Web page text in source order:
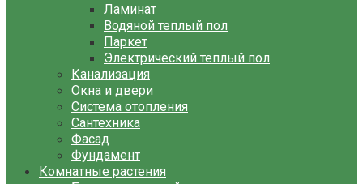
Ламинат
Водяной теплый пол
Паркет
Электрический теплый пол
Канализация
Окна и двери
Система отопления
Сантехника
Фасад
Фундамент
Комнатные растения